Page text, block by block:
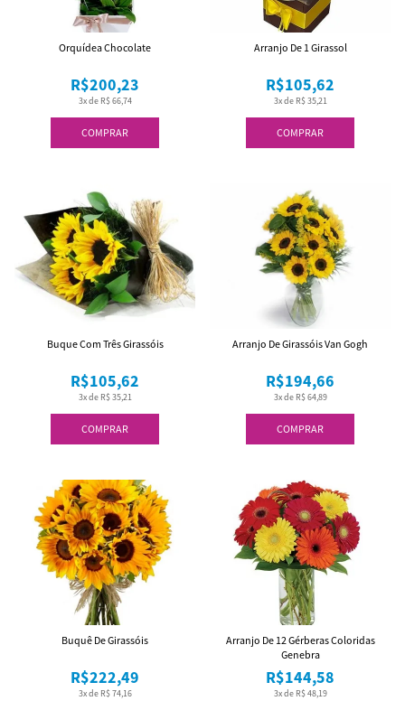
COMPRAR
3x de R$ 66,74
R$200,23
Orquídea Chocolate
COMPRAR
3x de R$ 35,21
R$105,62
Arranjo De 1 Girassol
COMPRAR
3x de R$ 35,21
R$105,62
Buque Com Três Girassóis
COMPRAR
3x de R$ 64,89
R$194,66
Arranjo De Girassóis Van Gogh
3x de R$ 74,16
R$222,49
Buquê De Girassóis
3x de R$ 48,19
R$144,58
Arranjo De 12 Gérberas Coloridas
Genebra